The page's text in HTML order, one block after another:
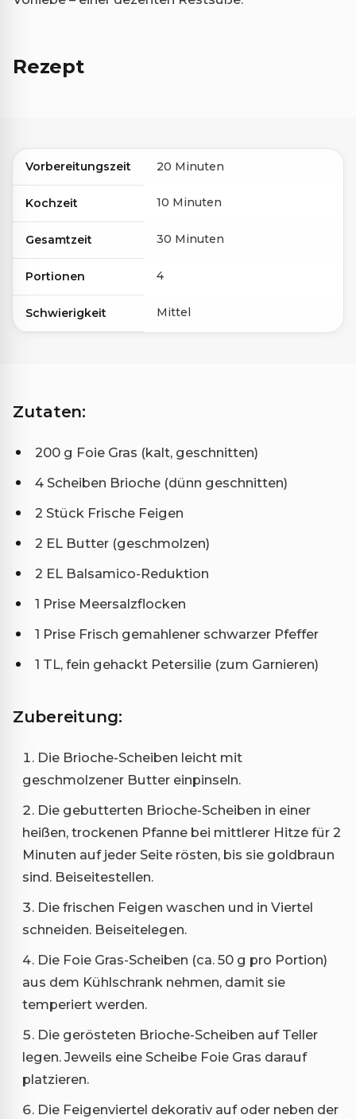
Rezept
Vorbereitungszeit 20 Minuten
Kochzeit 10 Minuten
Gesamtzeit 30 Minuten
Portionen 4
Schwierigkeit Mittel
Zutaten:
200 g Foie Gras (kalt, geschnitten)
4 Scheiben Brioche (dünn geschnitten)
2 Stück Frische Feigen
2 EL Butter (geschmolzen)
2 EL Balsamico-Reduktion
1 Prise Meersalzflocken
1 Prise Frisch gemahlener schwarzer Pfeffer
1 TL, fein gehackt Petersilie (zum Garnieren)
Zubereitung:
Die Brioche-Scheiben leicht mit
geschmolzener Butter einpinseln.
Die gebutterten Brioche-Scheiben in einer
heißen, trockenen Pfanne bei mittlerer Hitze für 2
Minuten auf jeder Seite rösten, bis sie goldbraun
sind. Beiseitestellen.
Die frischen Feigen waschen und in Viertel
schneiden. Beiseitelegen.
Die Foie Gras-Scheiben (ca. 50 g pro Portion)
aus dem Kühlschrank nehmen, damit sie
temperiert werden.
Die gerösteten Brioche-Scheiben auf Teller
legen. Jeweils eine Scheibe Foie Gras darauf
platzieren.
Die Feigenviertel dekorativ auf oder neben der